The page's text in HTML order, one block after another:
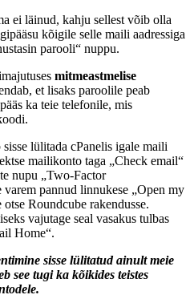
ei läinud, kahju sellest võib olla
kõigile selle maili aadressiga
parooli“ nuppu.
mitmeastmelise
et lisaks paroolile peab
ka teie telefonile, mis
lülitada cPanelis igale maili
mailikonto taga „Check email“
nupu „Two-Factor
pannud linnukese „Open my
Roundcube rakendusse.
vajutage seal vasakus tulbas
Home“.
sisse lülitatud ainult meie
see tugi ka kõikides teistes